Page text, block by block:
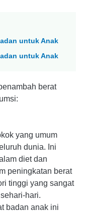
untuk Anak
untuk Anak
berat
yang umum
dunia. Ini
diet dan
peningkatan berat
tinggi yang sangat
hari.
badan anak ini